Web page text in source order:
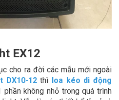
EX12
cho ra đời các mẫu mới ngoài
DX10-12 thì loa kéo di động
phần không nhỏ trong quá trình